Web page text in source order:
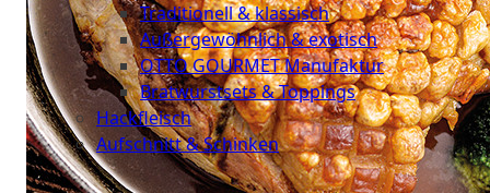
Traditionell & klassisch
Außergewöhnlich & exotisch
OTTO GOURMET Manufaktur
Bratwurstsets & Toppings
Hackfleisch
Aufschnitt & Schinken